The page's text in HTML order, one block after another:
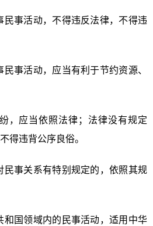
事活动，不得违反法律，不得违
活动，应当有利于节约资源、
应当依照法律；法律没有规定
得违背公序良俗。
事关系有特别规定的，依照其规
和 国领域内的民事活动，适用 中华